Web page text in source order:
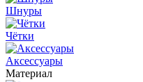
Шнуры
Чётки
Аксессуары
Материал